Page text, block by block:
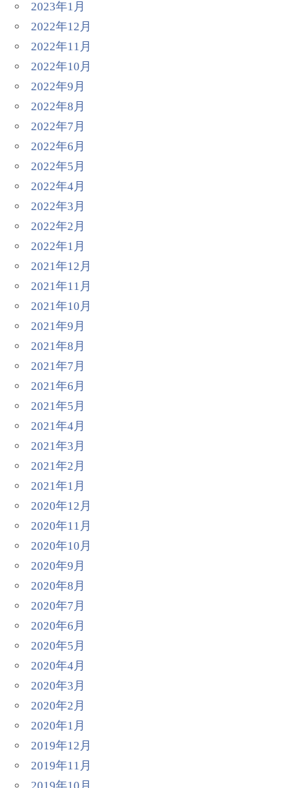
2023年1月
2022年12月
2022年11月
2022年10月
2022年9月
2022年8月
2022年7月
2022年6月
2022年5月
2022年4月
2022年3月
2022年2月
2022年1月
2021年12月
2021年11月
2021年10月
2021年9月
2021年8月
2021年7月
2021年6月
2021年5月
2021年4月
2021年3月
2021年2月
2021年1月
2020年12月
2020年11月
2020年10月
2020年9月
2020年8月
2020年7月
2020年6月
2020年5月
2020年4月
2020年3月
2020年2月
2020年1月
2019年12月
2019年11月